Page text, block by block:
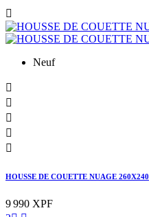

Neuf





HOUSSE DE COUETTE NUAGE 260X240
9 990 XPF